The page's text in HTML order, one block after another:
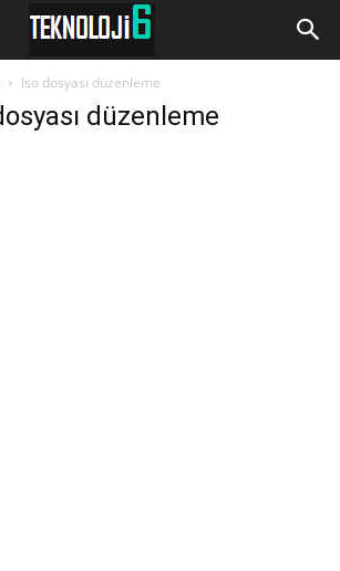
Iso dosyası düzenleme
düzenleme